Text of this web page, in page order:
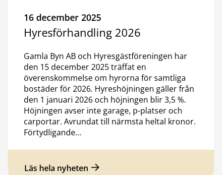
16 december 2025
Hyresförhandling 2026
Gamla Byn AB och Hyresgästföreningen har
den 15 december 2025 träffat en
överenskommelse om hyrorna för samtliga
bostäder för 2026. Hyreshöjningen gäller från
den 1 januari 2026 och höjningen blir 3,5 %.
Höjningen avser inte garage, p-platser och
carportar. Avrundat till närmsta heltal kronor.
Förtydligande...
Läs hela nyheten